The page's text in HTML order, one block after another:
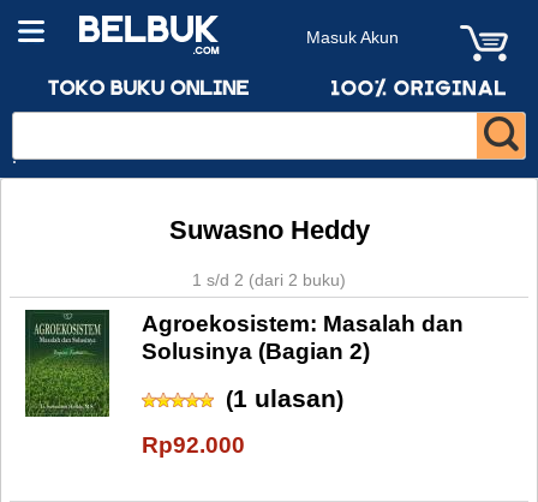
Masuk Akun
Suwasno Heddy
1 s/d 2 (dari 2 buku)
Agroekosistem: Masalah dan
Solusinya (Bagian 2)
(1 ulasan)
Rp92.000